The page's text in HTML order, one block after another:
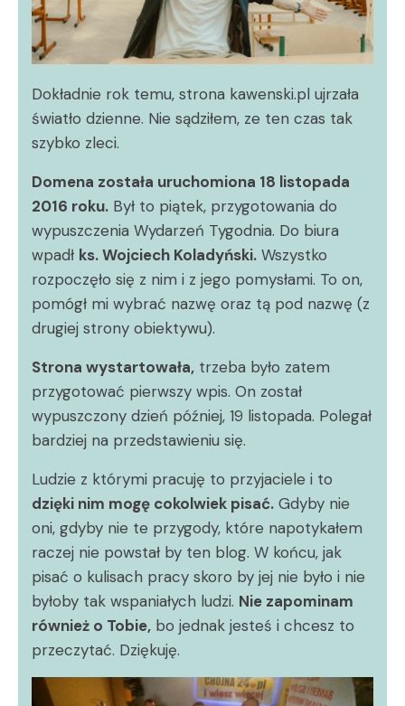
Dokładnie rok temu, strona kawenski.pl ujrzała
światło dzienne. Nie sądziłem, ze ten czas tak
szybko zleci.
Domena została uruchomiona 18 listopada
2016 roku. Był to piątek, przygotowania do
wypuszczenia Wydarzeń Tygodnia. Do biura
wpadł ks. Wojciech Koladyński. Wszystko
rozpoczęło się z nim i z jego pomysłami. To on,
pomógł mi wybrać nazwę oraz tą pod nazwę (z
drugiej strony obiektywu).
Strona wystartowała, trzeba było zatem
przygotować pierwszy wpis. On został
wypuszczony dzień później, 19 listopada. Polegał
bardziej na przedstawieniu się.
Ludzie z którymi pracuję to przyjaciele i to
dzięki nim mogę cokolwiek pisać. Gdyby nie
oni, gdyby nie te przygody, które napotykałem
raczej nie powstał by ten blog. W końcu, jak
pisać o kulisach pracy skoro by jej nie było i nie
byłoby tak wspaniałych ludzi. Nie zapominam
również o Tobie, bo jednak jesteś i chcesz to
przeczytać. Dziękuję.